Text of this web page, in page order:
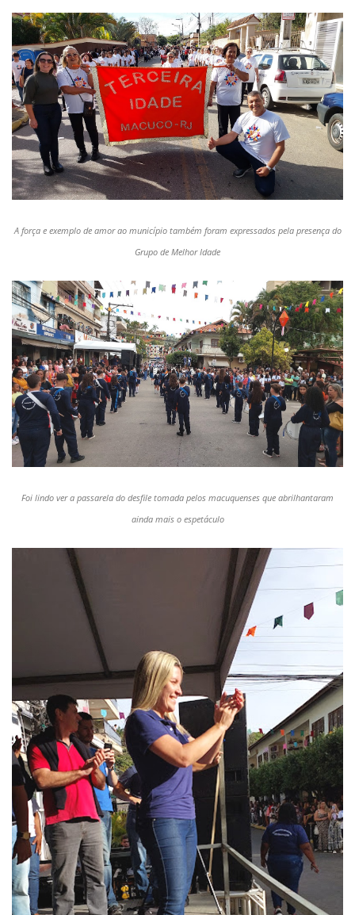
A força e exemplo de amor ao município também foram expressados pela presença do
Grupo de Melhor Idade
Foi lindo ver a passarela do desfile tomada pelos macuquenses que abrilhantaram
ainda mais o espetáculo